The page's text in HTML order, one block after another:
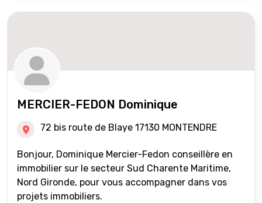
MERCIER-FEDON Dominique
72 bis route de Blaye 17130 MONTENDRE
Bonjour, Dominique Mercier-Fedon conseillère en
immobilier sur le secteur Sud Charente Maritime,
Nord Gironde, pour vous accompagner dans vos
projets immobiliers.